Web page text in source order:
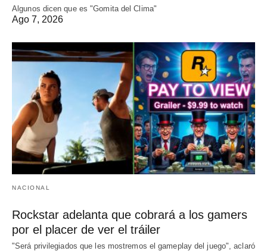
Algunos dicen que es "Gomita del Clima"
Ago 7, 2026
NACIONAL
Rockstar adelanta que cobrará a los gamers
por el placer de ver el tráiler
"Será privilegiados que les mostremos el gameplay del juego", aclaró